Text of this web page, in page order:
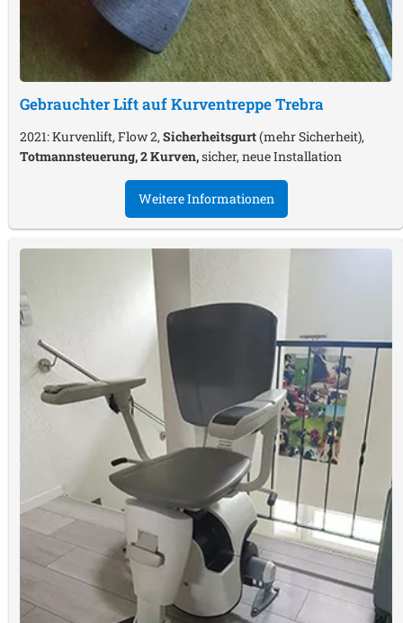
Gebrauchter Lift auf KurventreppeTrebra
2021: Kurvenlift, Flow 2, Sicherheitsgurt(mehr Sicherheit),
Totmannsteuerung, 2 Kurven,sicher, neue Installation
Weitere Informationen